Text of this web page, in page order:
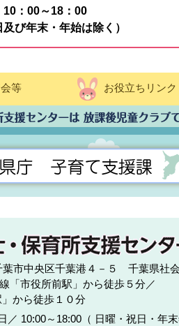
：00～18：00
末・年始は除く）
等 お役立ちリンク
葉市中央区千葉港４－５ 千葉県社
「市役所前駅」から徒歩５分／
から徒歩１０分
10:00～18:00（ 日曜・祝日・年